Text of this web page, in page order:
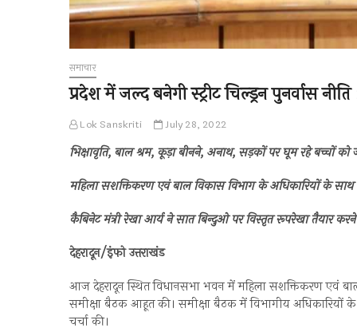
समाचार
प्रदेश में जल्द बनेगी स्ट्रीट चिल्ड्रन पुनर्वास
Lok Sanskriti July 28, 2022
भिक्षावृति, बाल श्रम, कूड़ा बीनने, अनाथ, सड़कों पर घूम रहे बच्चों
महिला सशक्तिकरण एवं बाल विकास विभाग के अधिकारियों के साथ
कैबिनेट मंत्री रेखा आर्य ने सात बिन्दुओ पर विस्तृत रूपरेखा तैयार करने
देहरादून/इंफो उत्तराखंड
आज देहरादून स्थित विधानसभा भवन में महिला सशक्तिकरण एवं
समीक्षा बैठक आहूत की। समीक्षा बैठक में विभागीय अधिकारियों के
चर्चा की।